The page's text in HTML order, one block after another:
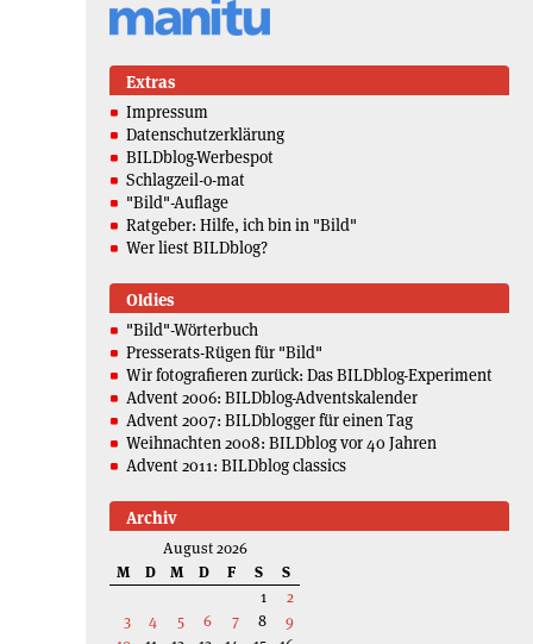
Extras
Impressum
Datenschutzerklärung
BILDblog-Werbespot
Schlagzeil-o-mat
"Bild"-Auflage
Ratgeber: Hilfe, ich bin in "Bild"
Wer liest BILDblog?
Oldies
"Bild"-Wörterbuch
Presserats-Rügen für "Bild"
Wir fotografieren zurück: Das BILDblog-Experiment
Advent 2006: BILDblog-Adventskalender
Advent 2007: BILDblogger für einen Tag
Weihnachten 2008: BILDblog vor 40 Jahren
Advent 2011: BILDblog classics
Archiv
August 2026
M
D M D F S
S
1
2
3
4 5 6 7 8
9